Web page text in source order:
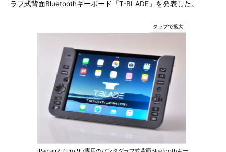
ラフ式背面Bluetoothキーボード「T-BLADE」を発表した。